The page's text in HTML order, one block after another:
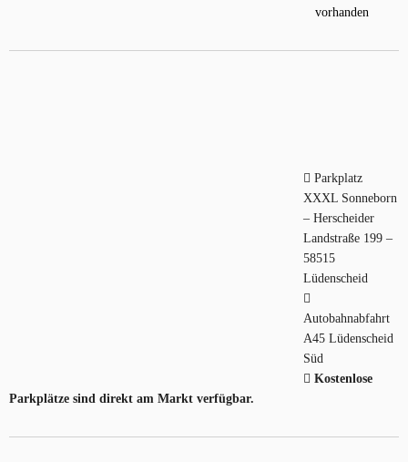
vorhanden
Parkplatz
XXXL Sonneborn
– Herscheider
Landstraße 199 –
58515
Lüdenscheid
Autobahnabfahrt
A45 Lüdenscheid
Süd
Kostenlose
Parkplätze sind direkt am Markt verfügbar.